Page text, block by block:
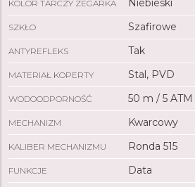
KOLOR TARCZY ZEGARKA Niebieski
SZKŁO Szafirowe
ANTYREFLEKS Tak
MATERIAŁ KOPERTY Stal, PVD
WODOODPORNOŚĆ 50 m / 5 ATM
MECHANIZM Kwarcowy
KALIBER MECHANIZMU Ronda 515
FUNKCJE Data